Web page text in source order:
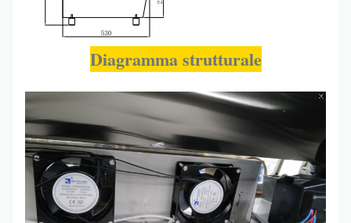
Diagramma strutturale